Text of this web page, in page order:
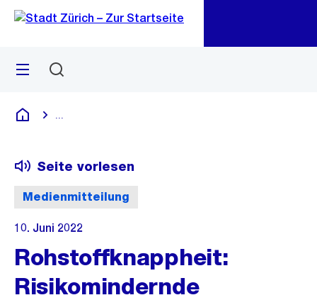
Navigation
Sprunglink
Menü
Deutsch
Medienmitteilung
Seite vorlesen
10. Juni 2022
Rohstoffknappheit:
Risikomindernde